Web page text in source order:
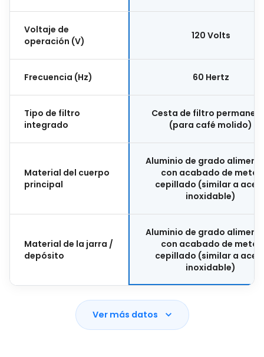
Voltaje de
operación (V)
120 Volts
Frecuencia (Hz) 60 Hertz
Tipo de filtro
integrado
Cesta de filtro
(para café molido)
Material del cuerpo
principal
Aluminio de grado
con acabado de metal
cepillado (similar a
inoxidable)
Material de la jarra /
depósito
Aluminio de grado
con acabado de metal
cepillado (similar a
inoxidable)
Ver más datos